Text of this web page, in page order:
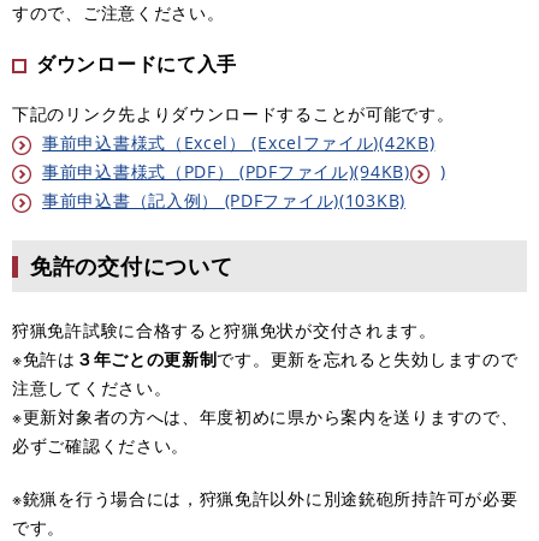
すので、ご注意ください。
ダウンロードにて入手
下記のリンク先よりダウンロードすることが可能です。
事前申込書様式（Excel） (Excelファイル)(42KB)
事前申込書様式（PDF） (PDFファイル)(94KB)
)
事前申込書（記入例） (PDFファイル)(103KB)
免許の交付について
狩猟免許試験に合格すると狩猟免状が交付されます。
※免許は ３年ごとの更新制です。更新を忘れると失効しますので
注意してください。
※更新対象者の方へは、年度初めに県から案内を送りますので、
必ずご確認ください。
※銃猟を行う場合には，狩猟免許以外に別途銃砲所持許可が必要
です。